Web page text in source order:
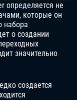
определяется не
которые он
набора
о создании
значительно
создается